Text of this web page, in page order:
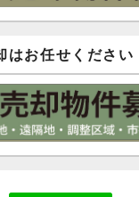
はお任せください